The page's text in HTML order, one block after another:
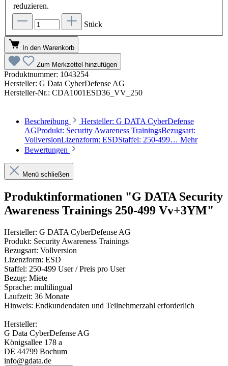
reduzieren.
Stück
In den Warenkorb
Zum Merkzettel hinzufügen
Produktnummer: 1043254
Hersteller: G Data CyberDefense AG
Hersteller-Nr.: CDA1001ESD36_VV_250
Beschreibung
Hersteller: G DATA CyberDefense
AGProdukt: Security Awareness TrainingsBezugsart:
VollversionLizenzform: ESDStaffel: 250-499… Mehr
Bewertungen
Menü schließen
Produktinformationen "G DATA Security
Awareness Trainings 250-499 Vv+3YM"
Hersteller: G DATA CyberDefense AG
Produkt: Security Awareness Trainings
Bezugsart: Vollversion
Lizenzform: ESD
Staffel: 250-499 User / Preis pro User
Bezug: Miete
Sprache: multilingual
Laufzeit: 36 Monate
Hinweis: Endkundendaten und Teilnehmerzahl erforderlich
Hersteller:
G Data CyberDefense AG
Königsallee 178 a
DE 44799 Bochum
info@gdata.de